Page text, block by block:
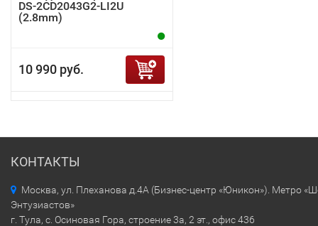
DS-2CD2043G2-LI2U
(2.8mm)
10 990 руб.
КОНТАКТЫ
Москва, ул. Плеханова д.4А (Бизнес-центр «Юникон»). Метро
Энтузиастов»
г. Тула, с. Осиновая Гора, строение 3а, 2 эт., офис 436